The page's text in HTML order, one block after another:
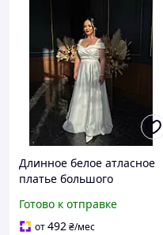
Длинное белое атласное
платье большого
Готово к отправке
от492₴/мес